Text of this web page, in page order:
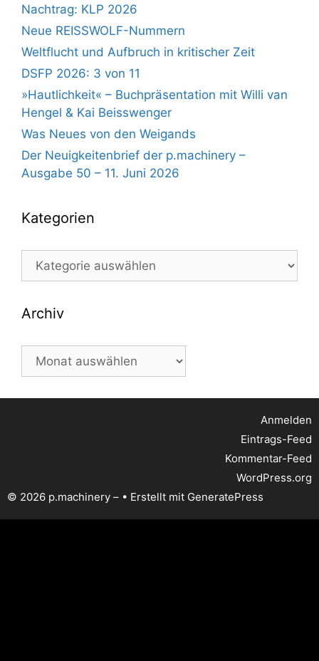
Nachtrag: KLP 2026
Neue REISSWOLF-Nummern
Weltflucht und Aufbruch in kritischer Zeit
DSFP 2026: 3 von 11
»Hautlichkeit« – Buchpräsentation mit Willi van
Hengel & Kai Beisswenger
Was Neues von den Weigands
Der Neuigkeitenbrief der p.machinery –
Ausgabe 50 – 11. Juni 2026
Kategorien
Kategorien
Archiv
Archiv
Anmelden
Eintrags-Feed
Kommentar-Feed
WordPress.org
© 2026 p.machinery – • Erstellt mit GeneratePress